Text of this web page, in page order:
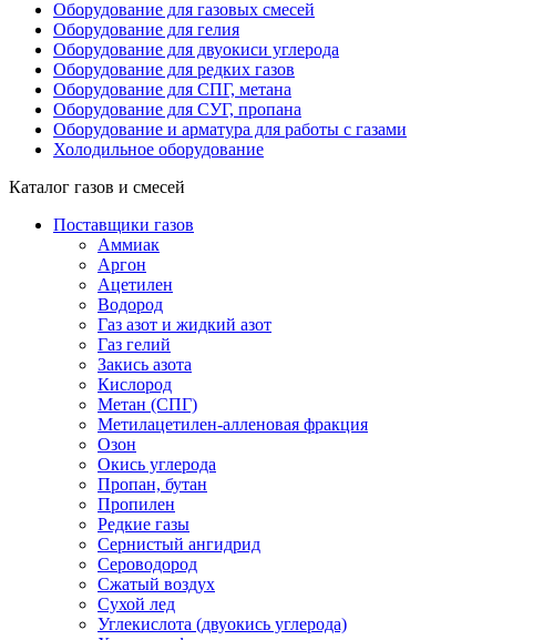
Оборудование для газовых смесей
Оборудование для гелия
Оборудование для двуокиси углерода
Оборудование для редких газов
Оборудование для СПГ, метана
Оборудование для СУГ, пропана
Оборудование и арматура для работы с газами
Холодильное оборудование
Каталог газов и смесей
Поставщики газов
Аммиак
Аргон
Ацетилен
Водород
Газ азот и жидкий азот
Газ гелий
Закись азота
Кислород
Метан (СПГ)
Метилацетилен-алленовая фракция
Озон
Окись углерода
Пропан, бутан
Пропилен
Редкие газы
Сернистый ангидрид
Сероводород
Сжатый воздух
Сухой лед
Углекислота (двуокись углерода)